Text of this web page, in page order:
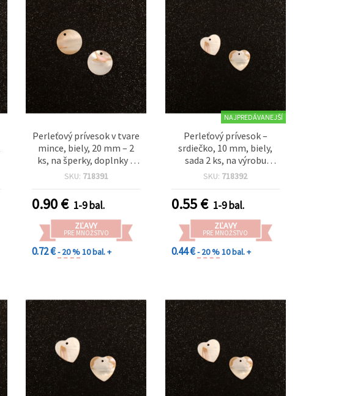
Perleťový prívesok v tvare
mince, biely, 20 mm – 2
ks, na šperky, doplnky a
zdobenie
SKU: 718391
0.90€ 1-9 bal.
ZĽAVY
PRE MNOŽSTVO
0.72 €- 20 %10 bal. +
NAJPREDÁVANEJŠÍ
Perleťový prívesok –
srdiečko, 10 mm, biely,
sada 2 ks, na výrobu
šperkov, DIY tvorenie,
SKU: 718392
0.55€ 1-9 bal.
ZĽAVY
PRE MNOŽSTVO
0.44 €- 20 %10 bal. +